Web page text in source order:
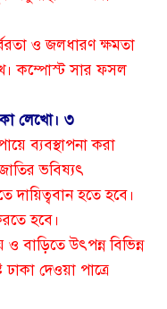
ও জলধারণ ক্ষমতা
কম্পোস্ট সার ফসল
লেখো। ৩
ব্যবস্থাপনা করা
ভবিষ্যৎ
দায়িত্ববান হতে হবে।
হবে।
ও বাড়িতে উৎপন্ন বিভিন্ন
ঢাকা দেওয়া পাত্রে